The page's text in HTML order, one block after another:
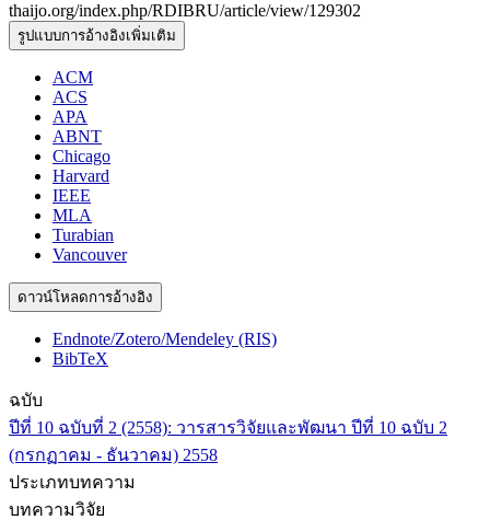
thaijo.org/index.php/RDIBRU/article/view/129302
รูปแบบการอ้างอิงเพิ่มเติม
ACM
ACS
APA
ABNT
Chicago
Harvard
IEEE
MLA
Turabian
Vancouver
ดาวน์โหลดการอ้างอิง
Endnote/Zotero/Mendeley (RIS)
BibTeX
ฉบับ
ปีที่ 10 ฉบับที่ 2 (2558): วารสารวิจัยและพัฒนา ปีที่ 10 ฉบับ 2
(กรกฏาคม - ธันวาคม) 2558
ประเภทบทความ
บทความวิจัย